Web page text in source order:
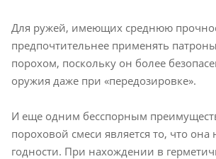
Для ружей, имеющих среднюю
предпочтительнее применять
порохом, поскольку он более
оружия даже при «передозировке».
И еще одним бесспорным
пороховой смеси является то, что она
годности. При нахождении в